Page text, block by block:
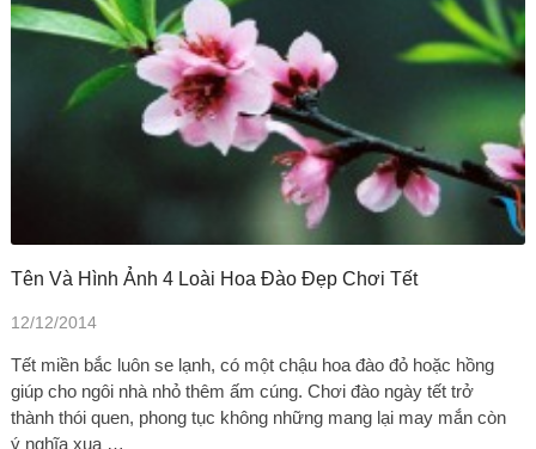
Tên Và Hình Ảnh 4 Loài Hoa Đào Đẹp Chơi Tết
12/12/2014
Tết miền bắc luôn se lạnh, có một chậu hoa đào đỏ hoặc hồng
giúp cho ngôi nhà nhỏ thêm ấm cúng. Chơi đào ngày tết trở
thành thói quen, phong tục không những mang lại may mắn còn
ý nghĩa xua …